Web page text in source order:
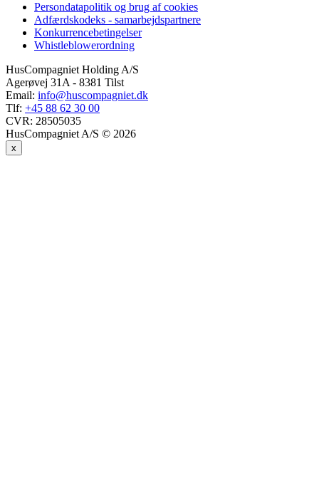
Persondatapolitik og brug af cookies
Adfærdskodeks - samarbejdspartnere
Konkurrencebetingelser
Whistleblowerordning
HusCompagniet Holding A/S
Agerøvej 31A - 8381 Tilst
Email: info@huscompagniet.dk
Tlf: +45 88 62 30 00
CVR: 28505035
HusCompagniet A/S © 2026
x